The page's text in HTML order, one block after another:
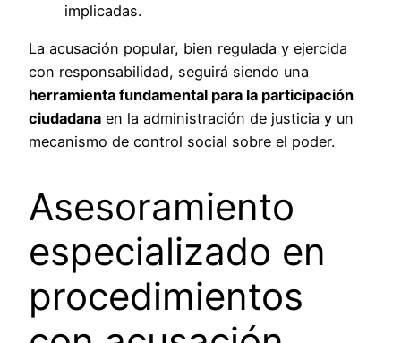
implicadas.
La acusación popular, bien regulada y ejercida
con responsabilidad, seguirá siendo una
herramienta fundamental para la participación
ciudadana en la administración de justicia y un
mecanismo de control social sobre el poder.
Asesoramiento
especializado en
procedimientos